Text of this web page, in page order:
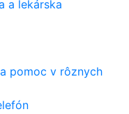
a lekárska
pomoc v rôznych